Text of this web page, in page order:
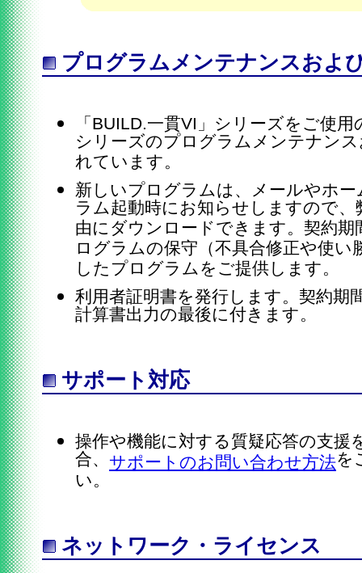
プログラムメンテナンスおよ
「BUILD.一貫VI」シリーズをご使
シリーズのプログラムメンテナン
れています。
新しいプログラムは、メールやホ
ラム起動時にお知らせしますので
由にダウンロードできます。契約
ログラムの保守（不具合修正や使い
したプログラムをご提供します。
利用者証明書を発行します。契約期
計算書出力の最後に付きます。
サポート対応
操作や機能に対する質疑応答の支援
合、 サポートのお問い合わせ方法を
い。
ネットワーク・ライセンス